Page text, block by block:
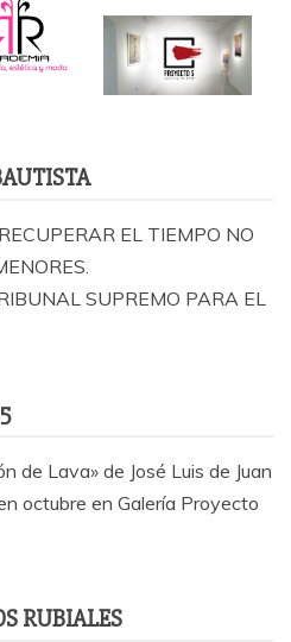
EL TIEMPO NO
SUPREMO PARA EL
de Lava» de José Luis de Juan
octubre en Galería Proyecto
RUBIALES